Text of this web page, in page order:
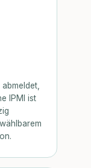
IPMI ist